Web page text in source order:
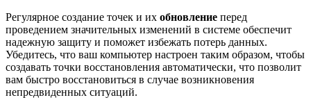
Регулярное создание точек и их обновление перед
проведением значительных изменений в системе обеспечит
надежную защиту и поможет избежать потерь данных.
Убедитесь, что ваш компьютер настроен таким образом, чтобы
создавать точки восстановления автоматически, что позволит
вам быстро восстановиться в случае возникновения
непредвиденных ситуаций.